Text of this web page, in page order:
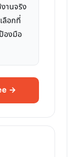
านจริง
ลือกที่
องมือ
→